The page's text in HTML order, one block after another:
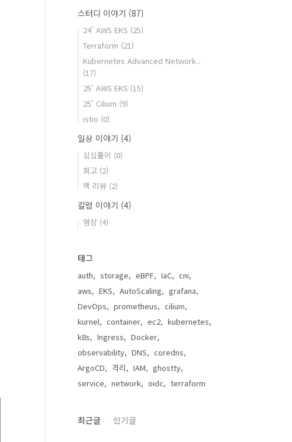
스터디 이야기 (87)
24' AWS EKS (25)
Terraform (21)
Kubernetes Advanced Network..
(17)
25' AWS EKS (15)
25' Cilium (9)
istio (0)
일상 이야기 (4)
심심풀이 (0)
회고 (2)
책 리뷰 (2)
칼럼 이야기 (4)
영상 (4)
태그
auth storage eBPF IaC
cni
aws
EKS AutoScaling
grafana
DevOps
prometheus
cilium
kurnel
container ec2
kubernetes
k8s
Ingress
Docker
observability
DNS
coredns
ArgoCD
격리 IAM
ghostty
service
network oidc terraform
최근글 인기글